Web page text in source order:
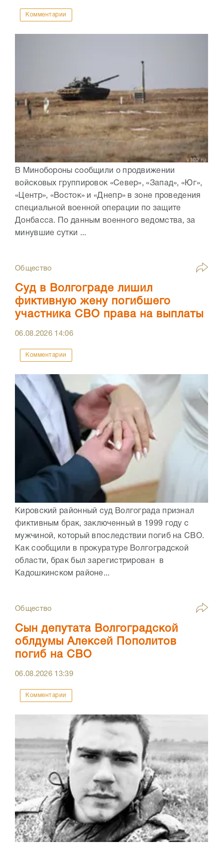
Комментарии
В Минобороны сообщили о продвижении
войсковых группировок «Север», «Запад», «Юг»,
«Центр», «Восток» и «Днепр» в зоне проведения
специальной военной операции по защите
Донбасса. По данным военного ведомства, за
минувшие сутки ...
Общество
Суд в Волгограде лишил
фиктивную жену погибшего
участника СВО права на выплаты
06.08.2026 14:06
Комментарии
Кировский районный суд Волгограда признал
фиктивным брак, заключенный в 1999 году с
мужчиной, который впоследствии погиб на СВО.
Как сообщили в прокуратуре Волгоградской
области, брак был зарегистрирован в
Кадошкинском районе...
Общество
Сын депутата Волгоградской
облдумы Алексей Пополитов
погиб на СВО
06.08.2026 13:39
Комментарии